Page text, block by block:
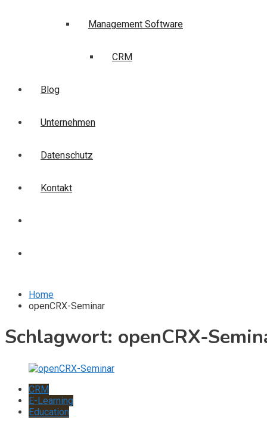
Management Software
CRM
Blog
Unternehmen
Datenschutz
Kontakt
Home
openCRX-Seminar
Schlagwort: openCRX-
CRM
E-Learning
Education